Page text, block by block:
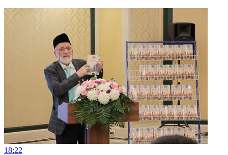
18:22